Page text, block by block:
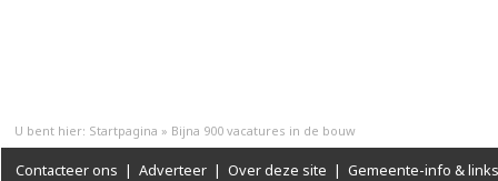
U bent hier: Startpagina » Bijna 900 vacatures in de bouw
Contacteer ons | Adverteer | Over deze site | Gemeente-info & links